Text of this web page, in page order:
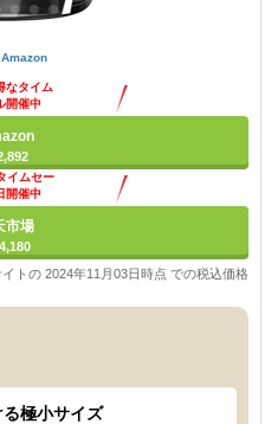
Amazon
なタイム
開催中
イムセー
開催中
市場
トの 2024年11月03日時点 での税込価格
極小サイズ